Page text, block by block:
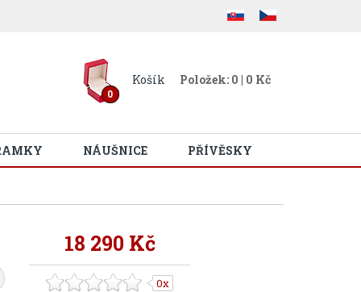
0
Košík Položek: 0 | 0 Kč
NÁUŠNICE PŘÍVĚSKY
18 290 Kč
0x